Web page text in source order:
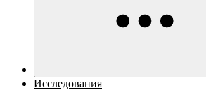
Исследования